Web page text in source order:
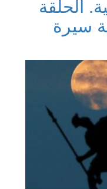
الحلقة
سيرة